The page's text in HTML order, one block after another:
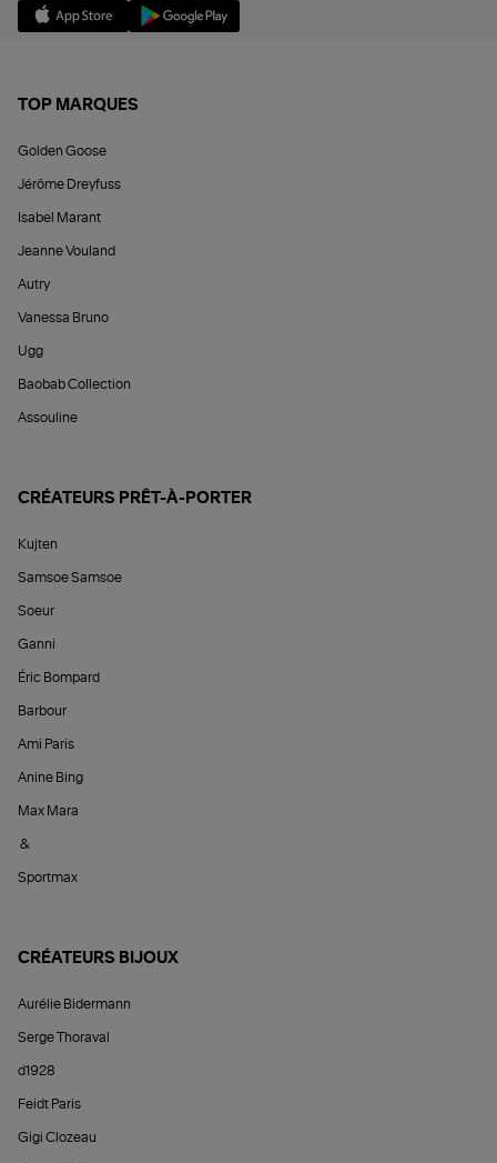
TOP MARQUES
Golden Goose
Jérôme Dreyfuss
Isabel Marant
Jeanne Vouland
Autry
Vanessa Bruno
Ugg
Baobab Collection
Assouline
CRÉATEURS PRÊT-À-PORTER
Kujten
Samsoe Samsoe
Soeur
Ganni
Éric Bompard
Barbour
Ami Paris
Anine Bing
Max Mara
&
Sportmax
CRÉATEURS BIJOUX
Aurélie Bidermann
Serge Thoraval
d1928
Feidt Paris
Gigi Clozeau